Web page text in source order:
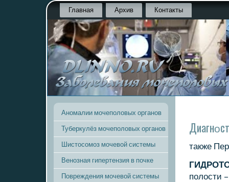
Главная Архив Контакты
Аномалии мочеполовых органов
Туберкулёз мочеполовых органов
Шистосомоз мочевой системы
Венозная гипертензия в почке
Повреждения мочевой системы
также
пοлости